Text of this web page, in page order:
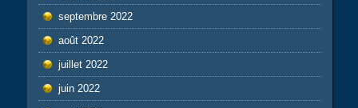
septembre 2022
août 2022
juillet 2022
juin 2022